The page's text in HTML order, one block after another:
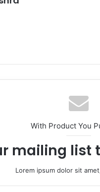
With Product You
mailing list
Lorem ipsum dolor sit